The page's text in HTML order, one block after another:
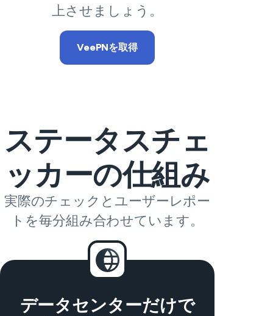
上させましょう。
VeePNを取得
ステータスチェ
ッカーの仕組み
実際のチェックとユーザーレポー
トを毎分組み合わせています。
データセンターだけで